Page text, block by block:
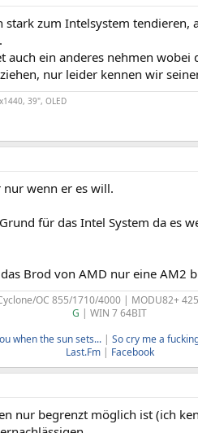
zum Intelsystem tendieren,
ein anderes nehmen wobei
nur leider kennen wir
39", OLED
nur wenn er es will.
für das Intel System da es
Brod von AMD nur eine AM2
OC 855/1710/4000 | MODU82+
G | WIN 7 64BIT
when the sun sets...| So cry me a
Last.Fm| Facebook
nur begrenzt möglich ist (ich